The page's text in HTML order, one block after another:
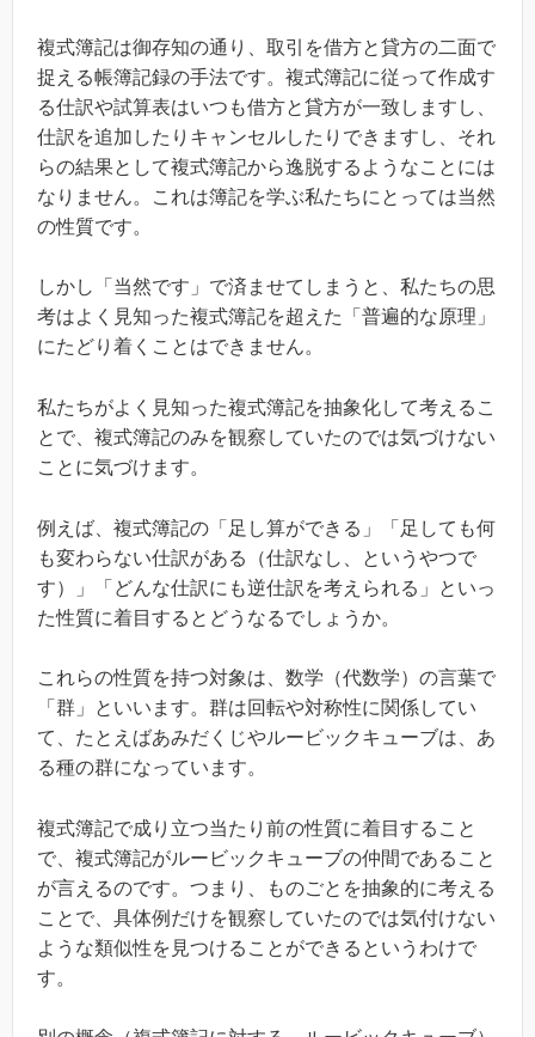
複式簿記は御存知の通り、取引を借方と貸方の二面で
捉える帳簿記録の手法です。複式簿記に従って作成す
る仕訳や試算表はいつも借方と貸方が一致しますし、
仕訳を追加したりキャンセルしたりできますし、それ
らの結果として複式簿記から逸脱するようなことには
なりません。これは簿記を学ぶ私たちにとっては当然
の性質です。
しかし「当然です」で済ませてしまうと、私たちの思
考はよく見知った複式簿記を超えた「普遍的な原理」
にたどり着くことはできません。
私たちがよく見知った複式簿記を抽象化して考えるこ
とで、複式簿記のみを観察していたのでは気づけない
ことに気づけます。
例えば、複式簿記の「足し算ができる」「足しても何
も変わらない仕訳がある（仕訳なし、というやつで
す）」「どんな仕訳にも逆仕訳を考えられる」といっ
た性質に着目するとどうなるでしょうか。
これらの性質を持つ対象は、数学（代数学）の言葉で
「群」といいます。群は回転や対称性に関係してい
て、たとえばあみだくじやルービックキューブは、あ
る種の群になっています。
複式簿記で成り立つ当たり前の性質に着目すること
で、複式簿記がルービックキューブの仲間であること
が言えるのです。つまり、ものごとを抽象的に考える
ことで、具体例だけを観察していたのでは気付けない
ような類似性を見つけることができるというわけで
す。